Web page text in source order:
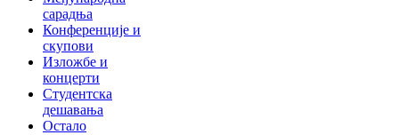
сарадња
Конференције и
скупови
Изложбе и
концерти
Студентска
дешавања
Остало